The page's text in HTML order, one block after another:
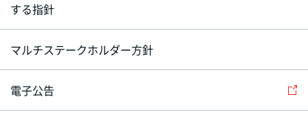
する指針
マルチステークホルダー方針
電子公告